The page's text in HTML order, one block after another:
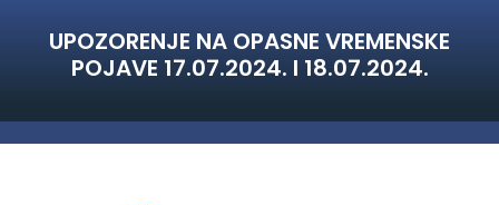
UPOZORENJE NA OPASNE VREMENSKE
POJAVE 17.07.2024. I 18.07.2024.